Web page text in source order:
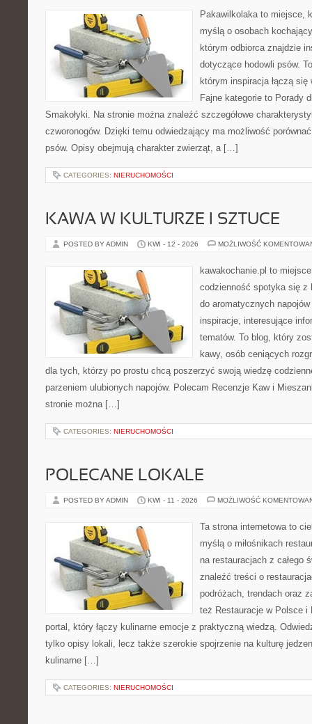
Pakawilkolaka to miejsce,
myślą o osobach
którym odbiorca znajdzie
dotyczące hodowli psów.
którym inspiracja łączą
Fajne kategorie to Porady
Smakołyki. Na stronie można znaleźć szczegółowe
czworonogów. Dzięki temu odwiedzający ma możliwość
psów. Opisy obejmują charakter zwierząt, a […]
CATEGORIES: NIERUCHOMOŚCI
KAWA W KULTURZE I SZTUCE
POSTED BY ADMIN KWI - 12 - 2026 MOŻLIWOŚĆ
kawakochanie.pl to
codzienność spotyka się z
do aromatycznych
inspiracje, interesujące
tematów. To blog, który
kawy, osób ceniących
dla tych, którzy po prostu chcą poszerzyć swoją wiedzę
parzeniem ulubionych napojów. Polecam Recenzje Kaw i
stronie można […]
CATEGORIES: NIERUCHOMOŚCI
POLECANE LOKALE
POSTED BY ADMIN KWI - 11 - 2026 MOŻLIWOŚĆ
Ta strona internetowa to
myślą o miłośnikach
na restauracjach z całego
znaleźć treści o
podróżach, trendach oraz
też Restauracje w Polsce i
portal, który łączy kulinarne emocje z praktyczną wiedzą.
tylko opisy lokali, lecz także szerokie spojrzenie na kulturę
kulinarne […]
CATEGORIES: NIERUCHOMOŚCI